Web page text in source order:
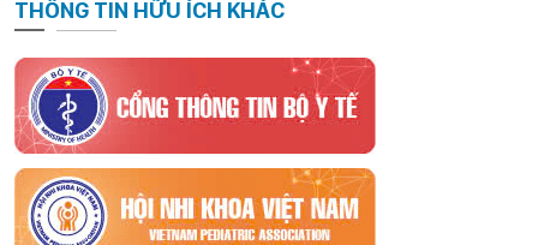
THÔNG TIN HỮU ÍCH KHÁC